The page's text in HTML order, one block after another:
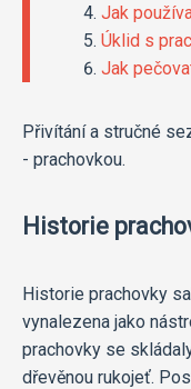
Jak
Úklid s
Jak
Přivítání a stručné
- prachovkou.
Historie
Historie prachovky
vynalezena jako
prachovky se
dřevěnou rukojeť.